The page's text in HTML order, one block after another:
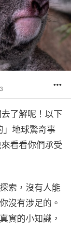
了解呢！以下
」地球驚奇事
看看你們承受
索，沒有人能
沒有涉足的。
實的小知識，